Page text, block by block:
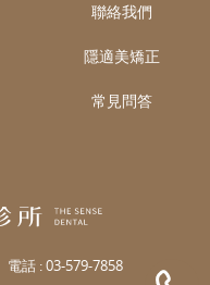
聯絡我們
隱適美矯正
常見問答
電話 :03-579-7858